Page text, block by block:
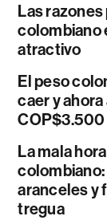
Las razones
colombiano
atractivo
El peso
caer y
COP$3.500
La mala
aranceles y
tregua